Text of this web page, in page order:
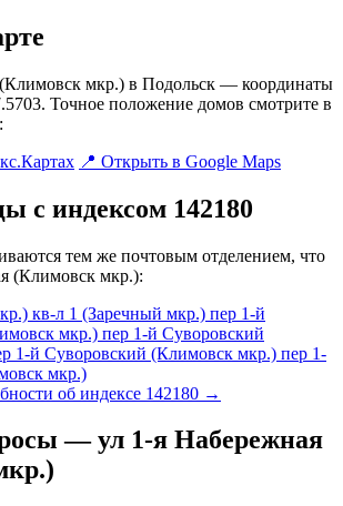
мкр.) в Подольск — координаты
Точное положение домов смотрите в
📍 Открыть в Google Maps
с индексом 142180
тем же почтовым отделением, что
(Климовск мкр.):
кв-л 1 (Заречный мкр.) пер 1-й
мкр.) пер 1-й Суворовский
1-й Суворовский (Климовск мкр.) пер 1-
мкр.)
об индексе 142180 →
— ул 1-я Набережная